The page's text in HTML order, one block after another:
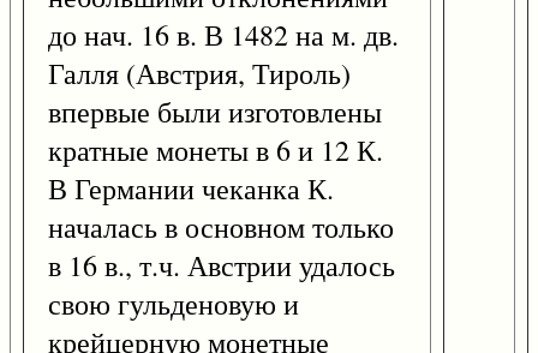
до нач. 16 в. В 1482 на м. дв.
Галля (Австрия, Тироль)
впервые были изготовлены
кратные монеты в 6 и 12 К.
В Германии чеканка К.
началась в основном только
в 16 в., т.ч. Австрии удалось
свою гульденовую и
крейцерную монетные